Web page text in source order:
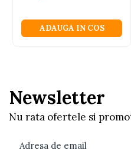
ADAUGA IN COS
Newsletter
Nu rata ofertele si